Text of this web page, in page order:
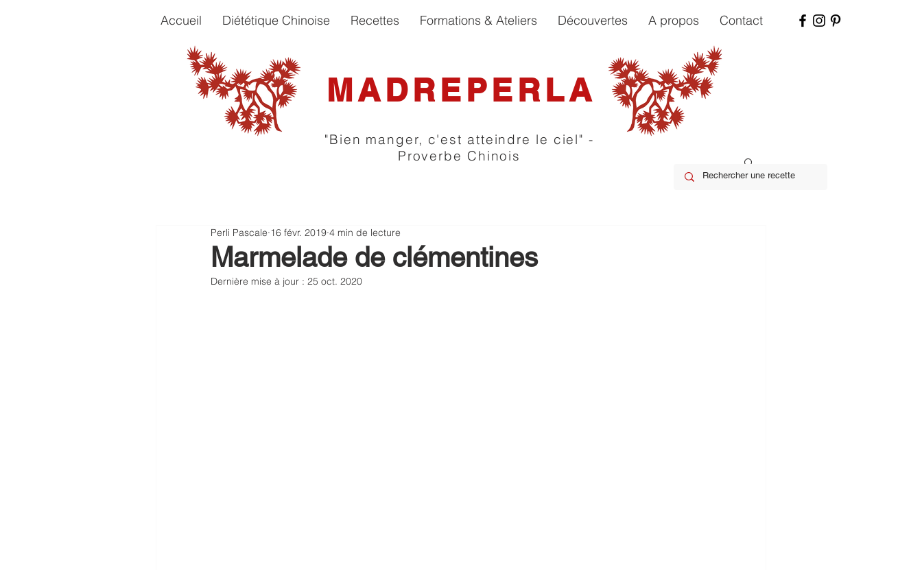
Accueil Diététique Chinoise Recettes Formations & Ateliers Découvertes A propos Contact
MADREPERLA
"Bien manger, c'est atteindre le ciel" -
Proverbe Chinois
Marmelade de clémentines
Perli Pascale 16 févr. 2019 4 min de lecture
Dernière mise à jour : 25 oct. 2020